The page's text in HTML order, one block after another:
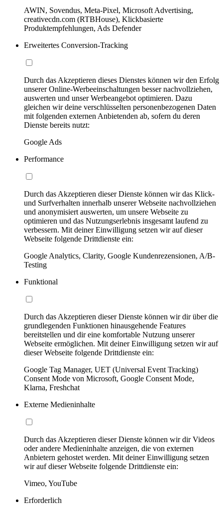
AWIN, Sovendus, Meta-Pixel, Microsoft Advertising,
creativecdn.com (RTBHouse), Klickbasierte
Produktempfehlungen, Ads Defender
Erweitertes Conversion-Tracking
Durch das Akzeptieren dieses Dienstes können wir den Erfolg
unserer Online-Werbeeinschaltungen besser nachvollziehen,
auswerten und unser Werbeangebot optimieren. Dazu
gleichen wir deine verschlüsselten personenbezogenen Daten
mit folgenden externen Anbietenden ab, sofern du deren
Dienste bereits nutzt:
Google Ads
Performance
Durch das Akzeptieren dieser Dienste können wir das Klick-
und Surfverhalten innerhalb unserer Webseite nachvollziehen
und anonymisiert auswerten, um unsere Webseite zu
optimieren und das Nutzungserlebnis insgesamt laufend zu
verbessern. Mit deiner Einwilligung setzen wir auf dieser
Webseite folgende Drittdienste ein:
Google Analytics, Clarity, Google Kundenrezensionen, A/B-
Testing
Funktional
Durch das Akzeptieren dieser Dienste können wir dir über die
grundlegenden Funktionen hinausgehende Features
bereitstellen und dir eine komfortable Nutzung unserer
Webseite ermöglichen. Mit deiner Einwilligung setzen wir auf
dieser Webseite folgende Drittdienste ein:
Google Tag Manager, UET (Universal Event Tracking)
Consent Mode von Microsoft, Google Consent Mode,
Klarna, Freshchat
Externe Medieninhalte
Durch das Akzeptieren dieser Dienste können wir dir Videos
oder andere Medieninhalte anzeigen, die von externen
Anbietern gehostet werden. Mit deiner Einwilligung setzen
wir auf dieser Webseite folgende Drittdienste ein:
Vimeo, YouTube
Erforderlich